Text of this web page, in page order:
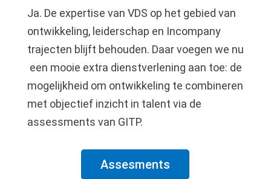
Ja. De expertise van VDS op het gebied van
ontwikkeling, leiderschap en Incompany
trajecten blijft behouden. Daar voegen we nu
een mooie extra dienstverlening aan toe: de
mogelijkheid om ontwikkeling te combineren
met objectief inzicht in talent via de
assessments van GITP.
Assesments